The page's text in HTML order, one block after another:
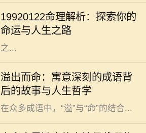
19920122命理解析：探索你的
命运与人生之路
八字都藏着独特的秘密。对于出生于
1992年1月22日的人来说，他们的命
理特征和人生道路又有什么样的特别
之...
溢出而命：寓意深刻的成语背
后的故事与人生哲学
在中华文化的浩瀚长河中，成语作为
语言的一部分，不仅丰富了我们的表
达方式，也蕴藏着深厚的文化底蕴。
在众多成语中，“溢”与“命”的结合...
在中国传统文化中，五行之说深深扎
根于人们的生活与信仰之中。五行分